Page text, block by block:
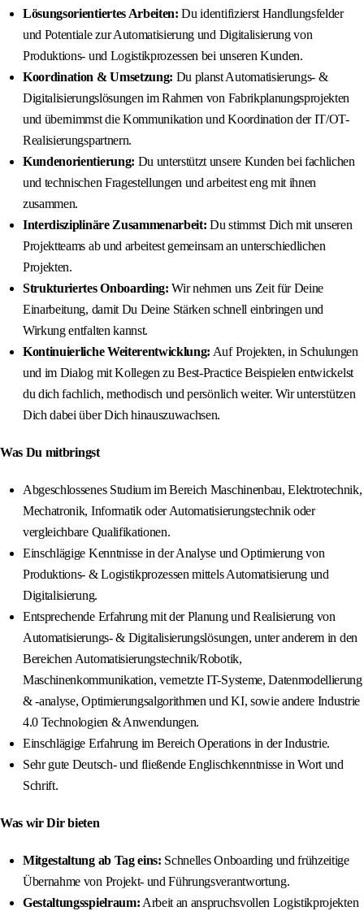
Lösungsorientiertes Arbeiten: Du identifizierst Handlungsfelder
und Potentiale zur Automatisierung und Digitalisierung von
Produktions- und Logistikprozessen bei unseren Kunden.
Koordination & Umsetzung: Du planst Automatisierungs- &
Digitalisierungslösungen im Rahmen von Fabrikplanungsprojekten
und übernimmst die Kommunikation und Koordination der IT/OT-
Realisierungspartnern.
Kundenorientierung: Du unterstützt unsere Kunden bei fachlichen
und technischen Fragestellungen und arbeitest eng mit ihnen
zusammen.
Interdisziplinäre Zusammenarbeit: Du stimmst Dich mit unseren
Projektteams ab und arbeitest gemeinsam an unterschiedlichen
Projekten.
Strukturiertes Onboarding: Wir nehmen uns Zeit für Deine
Einarbeitung, damit Du Deine Stärken schnell einbringen und
Wirkung entfalten kannst.
Kontinuierliche Weiterentwicklung: Auf Projekten, in Schulungen
und im Dialog mit Kollegen zu Best-Practice Beispielen entwickelst
du dich fachlich, methodisch und persönlich weiter. Wir unterstützen
Dich dabei über Dich hinauszuwachsen.
Was Du mitbringst
Abgeschlossenes Studium im Bereich Maschinenbau, Elektrotechnik,
Mechatronik, Informatik oder Automatisierungstechnik oder
vergleichbare Qualifikationen.
Einschlägige Kenntnisse in der Analyse und Optimierung von
Produktions- & Logistikprozessen mittels Automatisierung und
Digitalisierung.
Entsprechende Erfahrung mit der Planung und Realisierung von
Automatisierungs- & Digitalisierungslösungen, unter anderem in den
Bereichen Automatisierungstechnik/Robotik,
Maschinenkommunikation, vernetzte IT-Systeme, Datenmodellierung
& -analyse, Optimierungsalgorithmen und KI, sowie andere Industrie
4.0 Technologien & Anwendungen.
Einschlägige Erfahrung im Bereich Operations in der Industrie.
Sehr gute Deutsch- und fließende Englischkenntnisse in Wort und
Schrift.
Was wir Dir bieten
Mitgestaltung ab Tag eins: Schnelles Onboarding und frühzeitige
Übernahme von Projekt- und Führungsverantwortung.
Gestaltungsspielraum: Arbeit an anspruchsvollen Logistikprojekten